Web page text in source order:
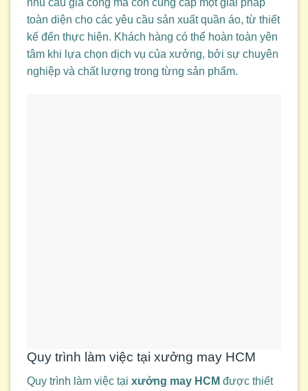
nhu cầu gia công mà còn cung cấp một giải pháp
toàn diện cho các yêu cầu sản xuất quần áo, từ thiết
kế đến thực hiện. Khách hàng có thể hoàn toàn yên
tâm khi lựa chọn dịch vụ của xưởng, bởi sự chuyên
nghiệp và chất lượng trong từng sản phẩm.
Quy trình làm việc tại xưởng may HCM
Quy trình làm việc tại xưởng may HCM được thiết